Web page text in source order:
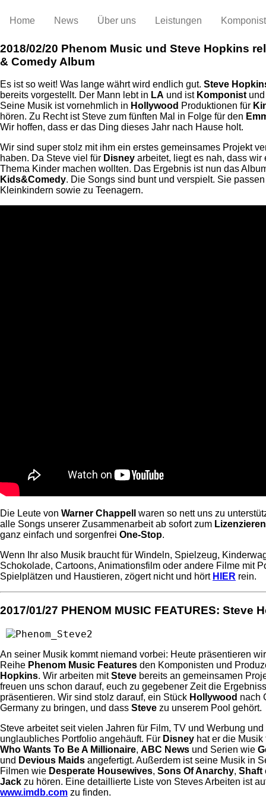
Home News Über uns Leistungen
2018/02/20 Phenom Music und Steve Hopkins
& Comedy Album
Es ist so weit! Was lange währt wird endlich gut. Steve
bereits vorgestellt. Der Mann lebt in LA und ist Komponist
Seine Musik ist vornehmlich in Hollywood Produktionen für
hören. Zu Recht ist Steve zum fünften Mal in Folge für den
Wir hoffen, dass er das Ding dieses Jahr nach Hause holt.
Wir sind super stolz mit ihm ein erstes gemeinsames Projekt
haben. Da Steve viel für Disney arbeitet, liegt es nah, dass wir
Thema Kinder machen wollten. Das Ergebnis ist nun das
Kids&Comedy. Die Songs sind bunt und verspielt. Sie
Kleinkindern sowie zu Teenagern.
Die Leute von Warner Chappell
waren so nett uns zu
alle Songs unserer Zusammenarbeit ab sofort zum Lizenzieren
ganz einfach und sorgenfrei One-Stop.
Wenn Ihr also Musik braucht für Windeln, Spielzeug,
Schokolade, Cartoons, Animationsfilm oder andere Filme mit
Spielplätzen und Haustieren, zögert nicht und hört HIER rein.
2017/01/27 PHENOM MUSIC FEATURES: Steve
An seiner Musik kommt niemand vorbei: Heute präsentieren
Reihe Phenom Music Features den Komponisten und
Hopkins. Wir arbeiten mitSteve bereits an gemeinsamen
freuen uns schon darauf, euch zu gegebener Zeit die
präsentieren. Wir sind stolz darauf, ein Stück Hollywood nach
Germany zu bringen, und dass Steve zu unserem Pool gehört.
Steve arbeitet seit vielen Jahren für Film, TV und Werbung und
unglaubliches Portfolio angehäuft. Für Disney hat er die
Who Wants To Be A Millionaire, ABC News und Serien wie
und Devious Maids angefertigt. Außerdem ist seine Musik in
Filmen wie Desperate Housewives, Sons Of Anarchy, Shaft
Jack zu hören. Eine detaillierte Liste von Steves Arbeiten ist
www.imdb.com zu finden.